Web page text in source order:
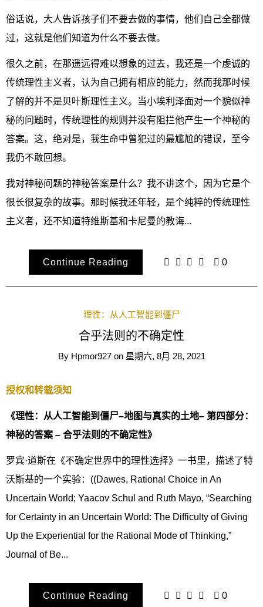
俗话说，大人告诉孩子们不要去做的事情，他们自己全都做
过，这就是他们知道为什么不要去做。
很久之前，在那遥远得难以想象的过去，我还是一个虔诚的
传统理性主义者，认为自己拥有相应的能力，然而我那时候
了解的并不是贝叶斯理性主义。当小埃利泽面对一个貌似神
秘的问题时，传统理性的规则并没有阻拦他产生一个神秘的
答案。这，绝对是，我生命中曾犯过的最尴尬的错误，至今
我仍不敢回想。
我对神秘问题的神秘答案是什么？我不讲这个，因为它是个
很长很复杂的故事。那时候我还年轻，是个纯粹的传统理性
主义者，还不知道特维斯基和卡尼曼的教诲...
Continue Reading 0
理性：从人工智能到僵尸
合乎法则的不确定性
By Hpmor927 on 星期六, 8月 28, 2021
授权和转载须知
《理性：从人工智能到僵尸–地图与真实的土地– 第四部分：
神秘的答案 – 合乎法则的不确定性》
罗宾·道斯在《不确定世界中的理性选择》一书里，描述了特
沃斯基的一个实验：((Dawes, Rational Choice in An
Uncertain World; Yaacov Schul and Ruth Mayo, “Searching
for Certainty in an Uncertain World: The Difficulty of Giving
Up the Experiential for the Rational Mode of Thinking,”
Journal of Be...
Continue Reading 0